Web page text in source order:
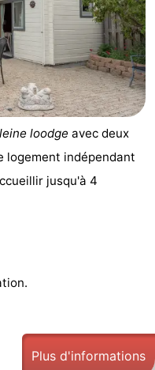
loodge avec deux
logement indépendant
jusqu'à 4
Plus d'informations